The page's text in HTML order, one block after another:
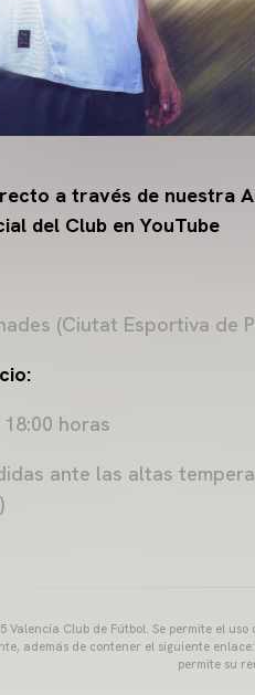
a través de nuestra
del Club en YouTube
(Ciutat Esportiva de
18:00 horas
ante las altas
Valencia Club de Fútbol. Se permite el
además de contener el siguiente
permite su